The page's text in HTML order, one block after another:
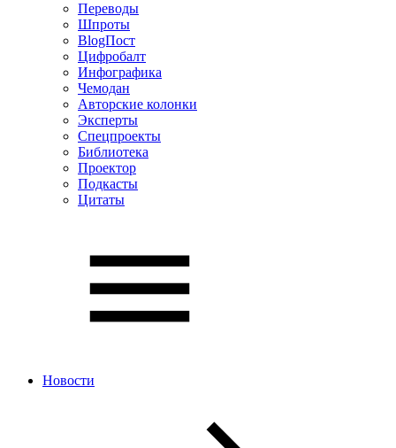
Переводы
Шпроты
BlogПост
Цифробалт
Инфографика
Чемодан
Авторские колонки
Эксперты
Спецпроекты
Библиотека
Проектор
Подкасты
Цитаты
Новости